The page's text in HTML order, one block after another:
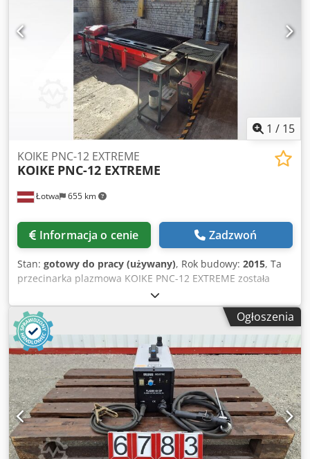
1 / 15
Łotwa 655 km
KOIKE PNC-12 EXTREME
KOIKE PNC-12 EXTREME
Informacja o cenie Zadzwoń
Stan: gotowy do pracy (używany), Rok budowy: 2015, Ta
przecinarka plazmowa KOIKE PNC-12 EXTREME została
wyprodukowana w 2015 roku. Posiada solidny system
sterowania CNC i efektywny obszar cięcia 1500 x 3000 mm.
Zdolna do obsługi maksymalnej grubości cięcia 50 mm i
wyposażona w szybkie prędkości przesuwu do 4000
mm/min, zapewnia wydajną pracę. Rozważ możliwość
zakupu tej przecinarki plazmowej KOIKE PNC-12 EXTREME.
Skontaktuj się z nami, aby uzyskać więcej informacji na
temat tej maszyny. Dodatkowe informacje Csdpfjx D Nhvox
An Hsrf • Osie: 2 • Efektywny obszar cięcia: 1500 x 3000 mm
• Maksymalna grubość cięcia: do 50 mm • Szybka prędkość
przesuwu: 4000 mm/min • Maksymalna prędkość cięcia:
3000 mm/min • Sterowanie: KOIKE D420 • Funkcje
Ogłoszenia